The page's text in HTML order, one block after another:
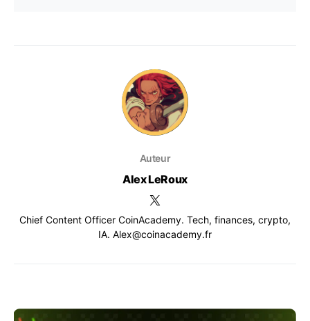
Auteur
Alex LeRoux
Chief Content Officer CoinAcademy. Tech, finances, crypto,
IA. Alex@coinacademy.fr